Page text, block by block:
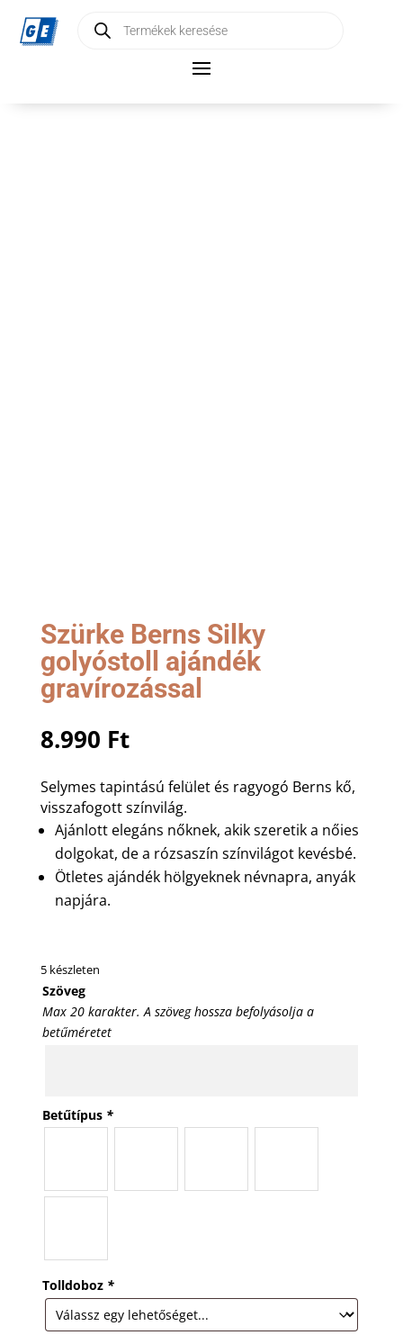
search
Szürke Berns Silky
golyóstoll ajándék
gravírozással
8.990 Ft
Selymes tapintású felület és ragyogó Berns kő,
visszafogott színvilág.
Ajánlott elegáns nőknek, akik szeretik a nőies
dolgokat, de a rózsaszín színvilágot kevésbé.
Ötletes ajándék hölgyeknek névnapra, anyák
napjára.
5 készleten
Szöveg
Max 20 karakter. A szöveg hossza befolyásolja a
betűméretet
Betűtípus *
Tolldoboz *